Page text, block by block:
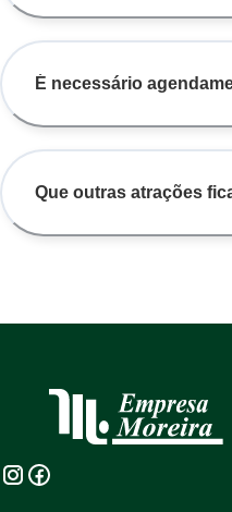
É necessário
Que outras atrações